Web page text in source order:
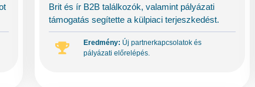
Brit és ír B2B találkozók, valamint pályázati
támogatás segítette a külpiaci terjeszkedést.
Eredmény: Új partnerkapcsolatok és
pályázati előrelépés.